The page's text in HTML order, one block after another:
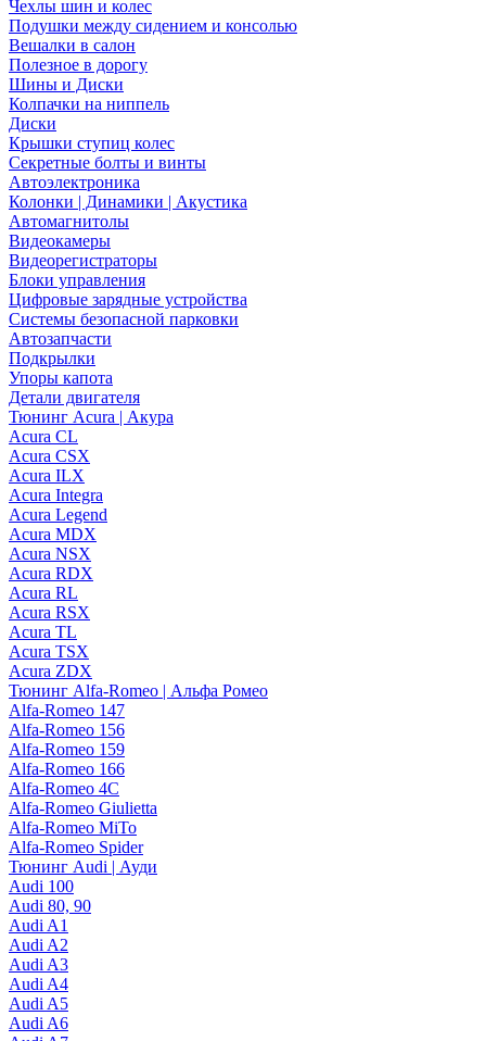
Чехлы шин и колес
Подушки между сидением и консолью
Вешалки в салон
Полезное в дорогу
Шины и Диски
Колпачки на ниппель
Диски
Крышки ступиц колес
Секретные болты и винты
Автоэлектроника
Колонки | Динамики | Акустика
Автомагнитолы
Видеокамеры
Видеорегистраторы
Блоки управления
Цифровые зарядные устройства
Системы безопасной парковки
Автозапчасти
Подкрылки
Упоры капота
Детали двигателя
Тюнинг Acura | Акура
Acura CL
Acura CSX
Acura ILX
Acura Integra
Acura Legend
Acura MDX
Acura NSX
Acura RDX
Acura RL
Acura RSX
Acura TL
Acura TSX
Acura ZDX
Тюнинг Alfa-Romeo | Альфа Ромео
Alfa-Romeo 147
Alfa-Romeo 156
Alfa-Romeo 159
Alfa-Romeo 166
Alfa-Romeo 4C
Alfa-Romeo Giulietta
Alfa-Romeo MiTo
Alfa-Romeo Spider
Тюнинг Audi | Ауди
Audi 100
Audi 80, 90
Audi A1
Audi A2
Audi A3
Audi A4
Audi A5
Audi A6